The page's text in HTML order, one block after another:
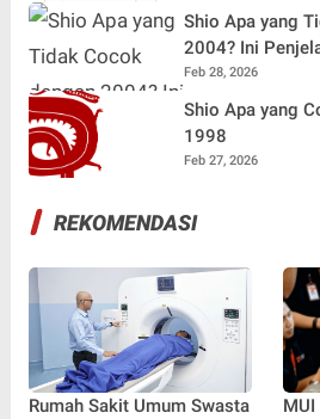
Shio Apa yang
2004? Ini
Feb 28, 2026
Shio Apa yang
1998
Feb 27, 2026
REKOMENDASI
Rumah Sakit Umum Swasta